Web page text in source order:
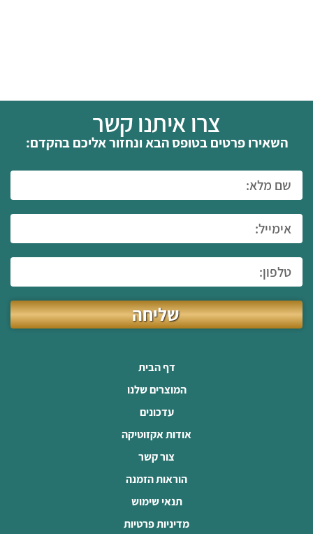
צרו איתנו קשר
השאירו פרטים בטופס הבא ונחזור אליכם בהקדם:
שליחה
דף הבית
המוצרים שלנו
עדכונים
אודות אקזוטיקה
צור קשר
הוראות הזמנה
תנאי שימוש
מדיניות פרטיות